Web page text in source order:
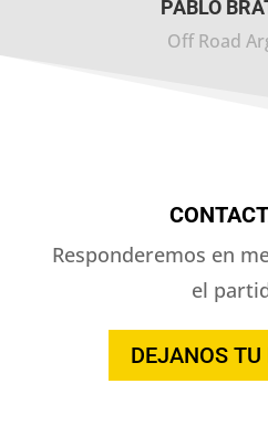
PABLO
Off Road
Responderemos en
el
DEJANOS